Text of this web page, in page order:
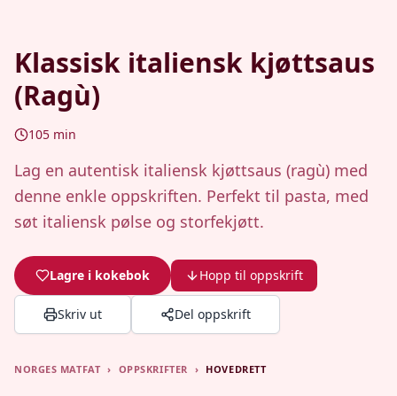
Klassisk italiensk kjøttsaus
(Ragù)
105 min
Lag en autentisk italiensk kjøttsaus (ragù) med
denne enkle oppskriften. Perfekt til pasta, med
søt italiensk pølse og storfekjøtt.
Lagre i kokebok Hopp til oppskrift
Skriv ut Del oppskrift
NORGES MATFAT › OPPSKRIFTER › HOVEDRETT